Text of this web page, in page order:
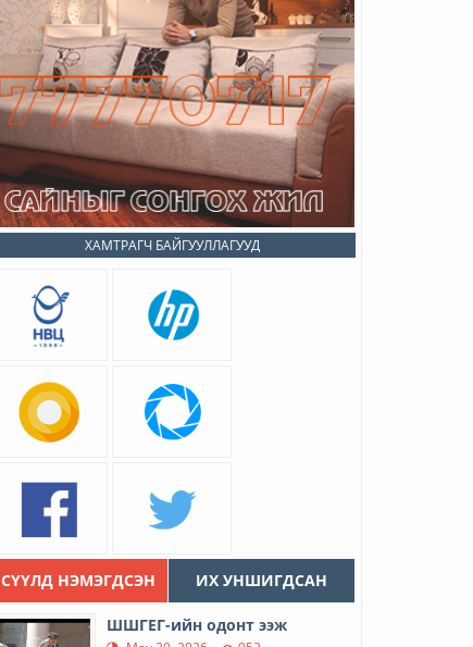
ХАМТРАГЧ БАЙГУУЛЛАГУУД
СҮҮЛД НЭМЭГДСЭН ИХ УНШИГДСАН
ШШГЕГ-ийн одонт ээж